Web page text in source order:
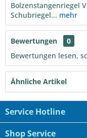
Bolzenstangenriegel
Schubriegel... mehr
Bewertungen
0
Bewertungen lesen,
Ähnliche Artikel
Service Hotline
Shop Service